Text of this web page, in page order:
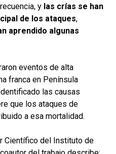
y las crías se han
de los ataques,
aprendido algunas
eventos de alta
franca en Península
las causas
que los ataques de
a esa mortalidad.
Científico del Instituto de